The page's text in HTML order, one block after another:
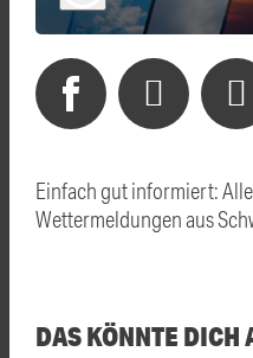
Einfach gut informiert:
Wettermeldungen aus
DAS KÖNNTE DICH